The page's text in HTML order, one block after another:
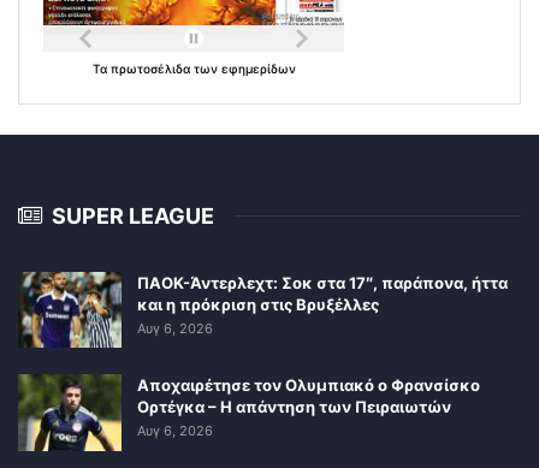
Τα πρωτοσέλιδα των εφημερίδων
SUPER LEAGUE
ΠΑΟΚ-Άντερλεχτ: Σοκ στα 17″, παράπονα, ήττα
και η πρόκριση στις Βρυξέλλες
Αυγ 6, 2026
Αποχαιρέτησε τον Ολυμπιακό ο Φρανσίσκο
Ορτέγκα – Η απάντηση των Πειραιωτών
Αυγ 6, 2026